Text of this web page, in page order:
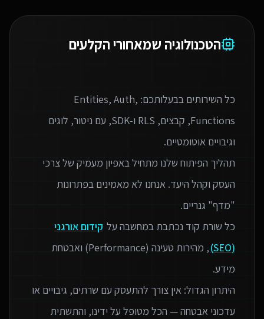
הטכנולוגיה שמאחורי הקלעים
כל השירותים בבעלותכם: Entities, Auth,
Functions, קבצים, RLS ו‑SDK, עם ניטור, לוגים
תהליך הפיתוח שלנו מתחיל באפיון מעמיק של צרכי
העסק וקהל היעד. אנחנו לא מאמינים בפתרונות
כל שורת קוד נכתבת במחשבה על קידום אורגני
(SEO)
, מהירות טעינה (Performance) ואבטחת
היתרון הגדול: אין צורך להתעסק עם שרתים, גיבויים או
עדכוני אבטחה — הכל מטופל על ידינו, והתשתית